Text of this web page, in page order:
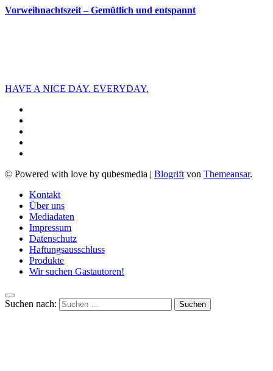
Vorweihnachtszeit – Gemütlich und entspannt
HAVE A NICE DAY. EVERYDAY.
© Powered with love by qubesmedia | Blogrift von Themeansar.
Kontakt
Über uns
Mediadaten
Impressum
Datenschutz
Haftungsausschluss
Produkte
Wir suchen Gastautoren!
Suchen nach: